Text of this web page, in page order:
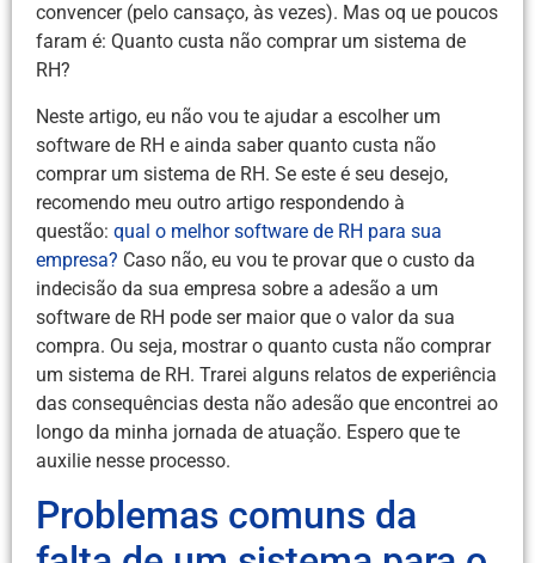
convencer (pelo cansaço, às vezes). Mas oq ue poucos
faram é: Quanto custa não comprar um sistema de
RH?
Neste artigo, eu não vou te ajudar a escolher um
software de RH e ainda saber quanto custa não
comprar um sistema de RH. Se este é seu desejo,
recomendo meu outro artigo respondendo à
questão: qual o melhor software de RH para sua
empresa? Caso não, eu vou te provar que o custo da
indecisão da sua empresa sobre a adesão a um
software de RH pode ser maior que o valor da sua
compra. Ou seja, mostrar o quanto custa não comprar
um sistema de RH. Trarei alguns relatos de experiência
das consequências desta não adesão que encontrei ao
longo da minha jornada de atuação. Espero que te
auxilie nesse processo.
Problemas comuns da